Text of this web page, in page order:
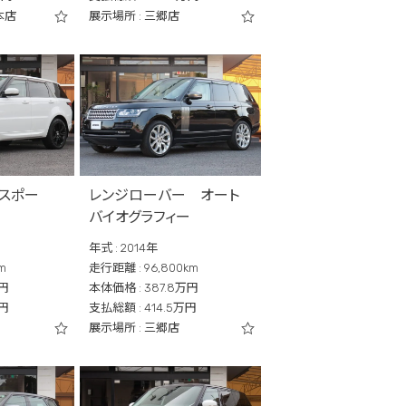
店
展示場所 : 三郷店
ポー
レンジローバー オート
バイオグラフィー
年式 : 2014年
走行距離 : 96,800km
本体価格 : 387.8万円
支払総額 : 414.5万円
展示場所 : 三郷店